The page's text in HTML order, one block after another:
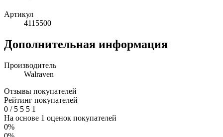
Артикул
4115500
Дополнительная информация
Производитель
Walraven
Отзывы покупателей
Рейтинг покупателей
0 /5 5 5 1
На основе 1 оценок покупателей
0%